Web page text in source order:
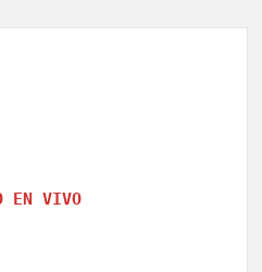
EN VIVO